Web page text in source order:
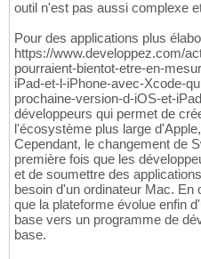
outil n'est pas aussi complexe
Pour des applications plus
https://www.developpez.com/
pourraient-bientot-etre-en-
iPad-et-l-iPhone-avec-Xcode-
prochaine-version-d-iOS-et-
développeurs qui permet de
l'écosystème plus large
Cependant, le changement de
première fois que les
et de soumettre des
besoin d'un ordinateur Mac.
que la plateforme évolue enfin
base vers un programme de
base.